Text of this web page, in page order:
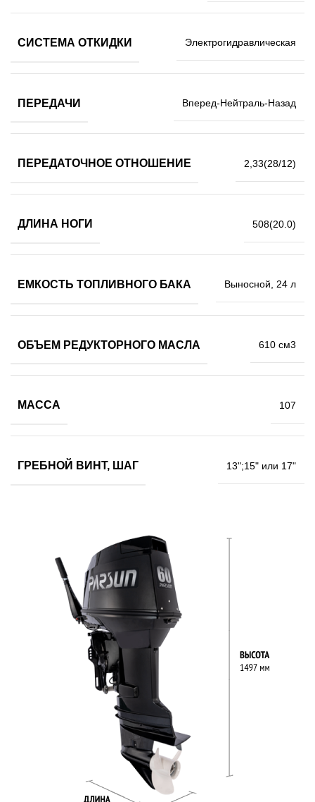
СИСТЕМА ОТКИДКИ Электрогидравлическая
ПЕРЕДАЧИ Вперед-Нейтраль-Назад
ПЕРЕДАТОЧНОЕ ОТНОШЕНИЕ 2,33(28/12)
ДЛИНА НОГИ 508(20.0)
ЕМКОСТЬ ТОПЛИВНОГО БАКА Выносной, 24 л
ОБЪЕМ РЕДУКТОРНОГО МАСЛА 610 см3
МАССА 107
ГРЕБНОЙ ВИНТ, ШАГ 13";15" или 17"